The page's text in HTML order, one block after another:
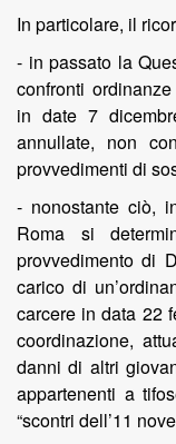
In particolare, il
- in passato la
confronti
in date 7
annullate, non
provvedimenti di
- nonostante ciò,
Roma si
provvedimento di
carico di
carcere in data 22
coordinazione,
danni di altri
appartenenti a
“scontri dell’11